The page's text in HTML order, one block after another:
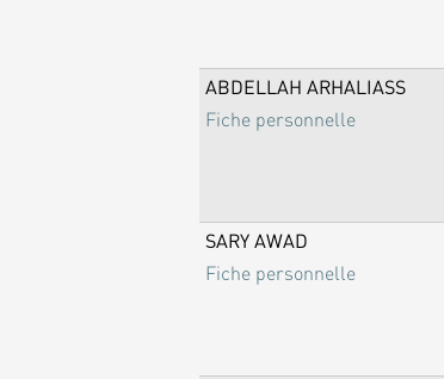
ABDELLAH ARHALIASS
Fiche personnelle
SARY AWAD
Fiche personnelle